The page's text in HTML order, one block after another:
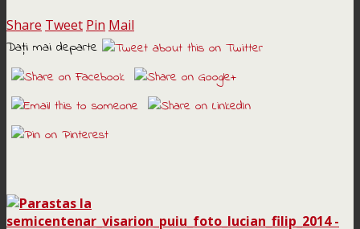
Share Tweet Pin Mail
Daţi mai departe